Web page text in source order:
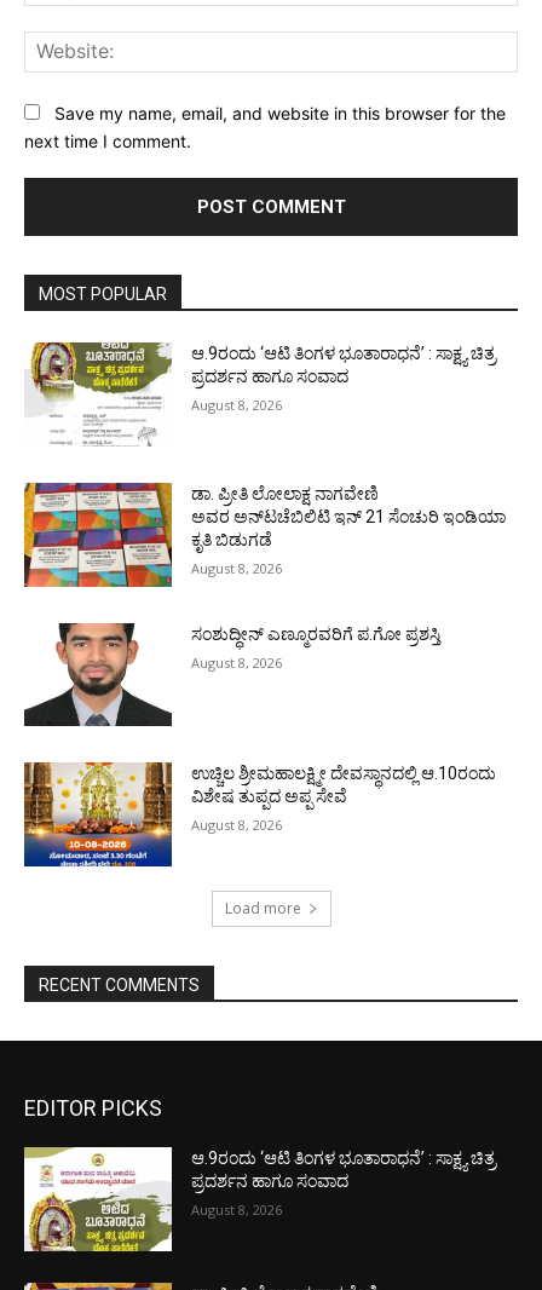
Save my name, email, and website in this browser for the
next time I comment.
MOST POPULAR
ಆ.9ರಂದು ‘ಆಟಿ ತಿಂಗಳ ಭೂತಾರಾಧನೆ’ : ಸಾಕ್ಷ್ಯ ಚಿತ್ರ
ಪ್ರದರ್ಶನ ಹಾಗೂ ಸಂವಾದ
August 8, 2026
ಡಾ. ಪ್ರೀತಿ ಲೋಲಾಕ್ಷ ನಾಗವೇಣಿ
ಅವರ ಅನ್‌ಟಚೆಬಿಲಿಟಿ ಇನ್ 21 ಸೆಂಚುರಿ ಇಂಡಿಯಾ
ಕೃತಿ ಬಿಡುಗಡೆ
August 8, 2026
ಸಂಶುದ್ಧೀನ್ ಎಣ್ಮೂರವರಿಗೆ ಪ.ಗೋ ಪ್ರಶಸ್ತಿ
August 8, 2026
ಉಚ್ಚಿಲ ಶ್ರೀಮಹಾಲಕ್ಷ್ಮೀ ದೇವಸ್ಥಾನದಲ್ಲಿ ಆ.10ರಂದು
ವಿಶೇಷ ತುಪ್ಪದ ಅಪ್ಪ ಸೇವೆ
August 8, 2026
Load more
RECENT COMMENTS
EDITOR PICKS
ಆ.9ರಂದು ‘ಆಟಿ ತಿಂಗಳ ಭೂತಾರಾಧನೆ’ : ಸಾಕ್ಷ್ಯ ಚಿತ್ರ
ಪ್ರದರ್ಶನ ಹಾಗೂ ಸಂವಾದ
August 8, 2026